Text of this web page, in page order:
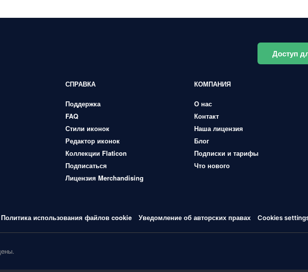
Доступ
СПРАВКА
Поддержка
FAQ
Стили иконок
Редактор иконок
Коллекции Flaticon
Подписаться
Лицензия Merchandising
КОМПАНИЯ
О нас
Контакт
Наша лицензия
Блог
Подписки и тарифы
Что нового
Политика использования файлов cookie Уведомление об авторских правах Cookies